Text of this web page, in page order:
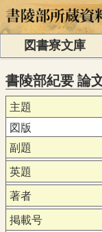
図書寮文庫
書陵部紀要 論
主題
図版
副題
英題
著者
掲載号